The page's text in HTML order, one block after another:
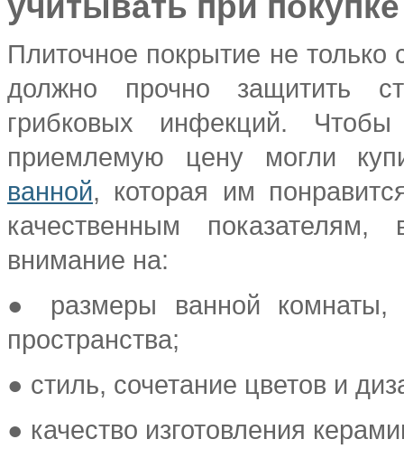
Плиточное покрытие не только
должно прочно защитить
грибковых инфекций. Чтобы
приемлемую цену могли
ванной, которая им
качественным показателям,
внимание на:
● размеры ванной комнаты,
пространства;
● стиль, сочетание цветов и
● качество изготовления